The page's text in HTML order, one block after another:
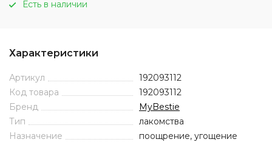
Есть в наличии
Характеристики
Артикул
192093112
Код товара
192093112
Бренд
MyBestie
Тип
лакомства
Назначение
поощрение, угощение